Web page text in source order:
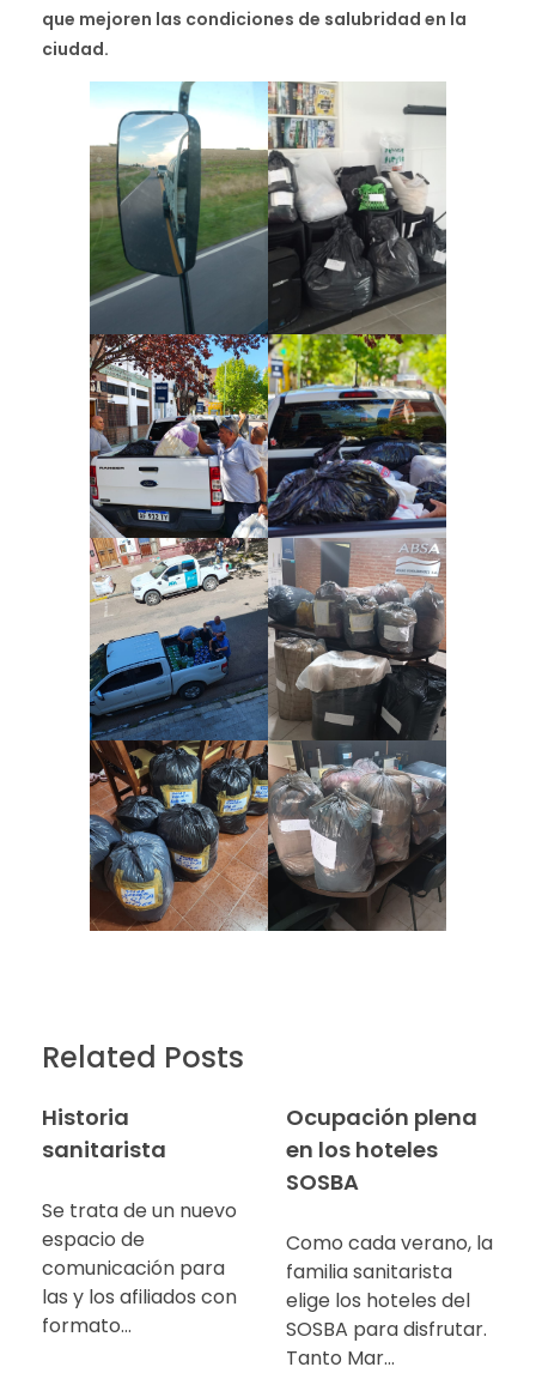
que mejoren las condiciones de salubridad en la
ciudad.
Related Posts
Historia
sanitarista
Se trata de un nuevo
espacio de
comunicación para
las y los afiliados con
formato…
Ocupación plena
en los hoteles
SOSBA
Como cada verano, la
familia sanitarista
elige los hoteles del
SOSBA para disfrutar.
Tanto Mar…